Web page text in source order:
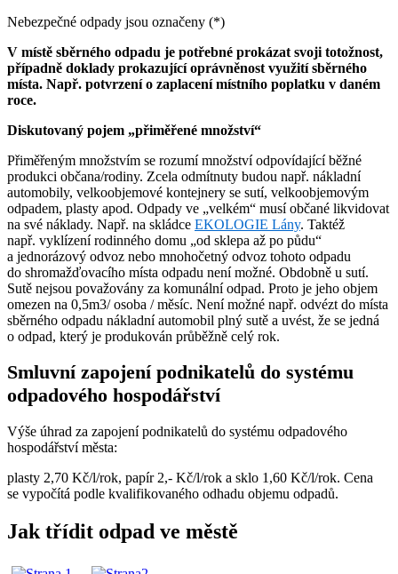
Nebezpečné odpady jsou označeny (*)
V místě sběrného odpadu je potřebné prokázat svoji totožnost,
případně doklady prokazující oprávněnost využití sběrného
místa. Např. potvrzení o zaplacení místního poplatku v daném
roce.
Diskutovaný pojem „přiměřené množství“
Přiměřeným množstvím se rozumí množství odpovídající běžné
produkci občana/rodiny. Zcela odmítnuty budou např. nákladní
automobily, velkoobjemové kontejnery se sutí, velkoobjemovým
odpadem, plasty apod. Odpady ve „velkém“ musí občané likvidovat
na své náklady. Např. na skládce EKOLOGIE Lány. Taktéž
např. vyklízení rodinného domu „od sklepa až po půdu“
a jednorázový odvoz nebo mnohočetný odvoz tohoto odpadu
do shromažďovacího místa odpadu není možné. Obdobně u sutí.
Sutě nejsou považovány za komunální odpad. Proto je jeho objem
omezen na 0,5m3/ osoba / měsíc. Není možné např. odvézt do místa
sběrného odpadu nákladní automobil plný sutě a uvést, že se jedná
o odpad, který je produkován průběžně celý rok.
Smluvní zapojení podnikatelů do systému
odpadového hospodářství
Výše úhrad za zapojení podnikatelů do systému odpadového
hospodářství města:
plasty 2,70 Kč/l/rok, papír 2,- Kč/l/rok a sklo 1,60 Kč/l/rok. Cena
se vypočítá podle kvalifikovaného odhadu objemu odpadů.
Jak třídit odpad ve městě